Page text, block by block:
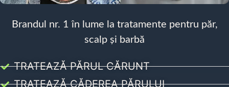
Brandul nr. 1 în lume la tratamente pentru păr,
scalp și barbă
TRATEAZĂ PĂRUL CĂRUNT
TRATEAZĂ CĂDEREA PĂRULUI